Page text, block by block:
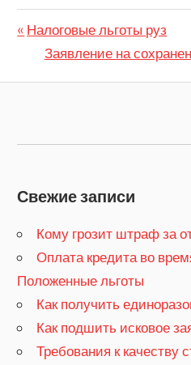
Навигация
по
Previous
Post:
Налоговые льготы руз
Next
Заявление на
Свежие записи
Кому грозит штраф за
​Оплата кредита во
Положенные льготы
​Как получить
Как подшить исковое
Требования к качеству